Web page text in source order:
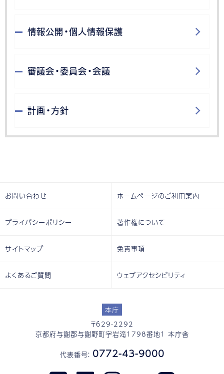
情報公開・個人情報保護
審議会・委員会・会議
計画・方針
本庁
〒629-2292
京都府与謝郡与謝野町字岩滝1798番地1 本庁舎
代表番号： 0772-43-9000
お問い合わせ ホームページのご利用案内
プライバシーポリシー 著作権について
サイトマップ 免責事項
よくあるご質問 ウェブアクセシビリティ